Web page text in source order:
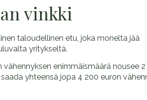
vinkki
taloudellinen etu, joka monelta jää
yritykseltä.
enimmäismäärä nousee 2
yhteensä jopa 4 200 euron